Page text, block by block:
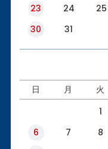
23
24 25
30
31
日 月 火
1
6
7 8